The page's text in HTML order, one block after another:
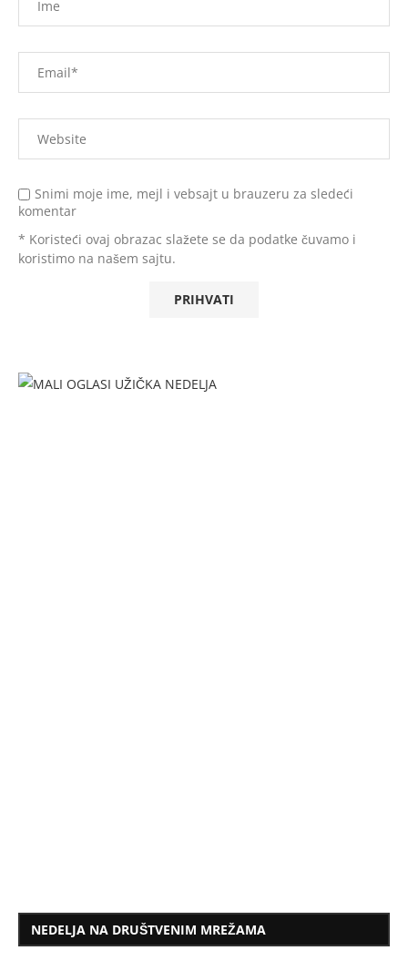
Snimi moje ime, mejl i vebsajt u brauzeru za sledeći
komentar
* Koristeći ovaj obrazac slažete se da podatke čuvamo i
koristimo na našem sajtu.
NEDELJA NA DRUŠTVENIM MREŽAMA